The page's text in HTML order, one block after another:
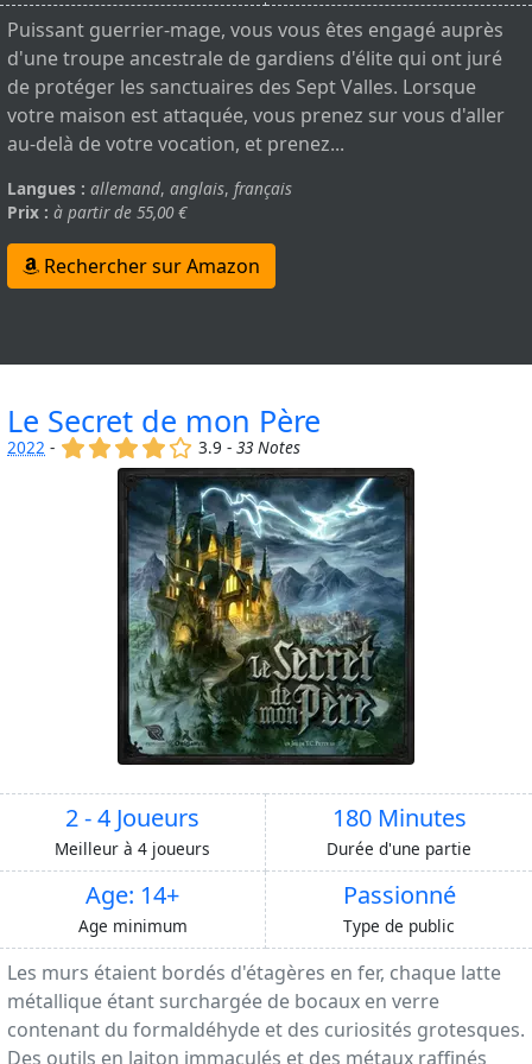
Puissant guerrier-mage, vous vous êtes engagé auprès
d'une troupe ancestrale de gardiens d'élite qui ont juré
de protéger les sanctuaires des Sept Valles. Lorsque
votre maison est attaquée, vous prenez sur vous d'aller
au-delà de votre vocation, et prenez...
Langues : allemand, anglais, français
Prix : à partir de 55,00 €
Rechercher sur Amazon
Le Secret de mon Père
2022 - (x) (x) (x) (x) ()
3.9 -33 Notes
2 - 4 Joueurs
Meilleur à 4 joueurs
180 Minutes
Durée d'une partie
Age: 14+
Age minimum
Passionné
Type de public
Les murs étaient bordés d'étagères en fer, chaque latte
métallique étant surchargée de bocaux en verre
contenant du formaldéhyde et des curiosités grotesques.
Des outils en laiton immaculés et des métaux raffinés